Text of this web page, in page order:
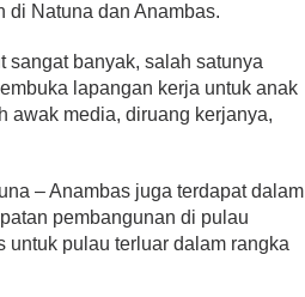
di Natuna dan Anambas.
sangat banyak, salah satunya
lapangan kerja untuk anak
awak media, diruang kerjanya,
– Anambas juga terdapat dalam
pembangunan di pulau
untuk pulau terluar dalam rangka